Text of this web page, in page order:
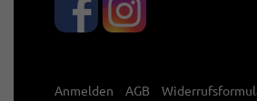
Anmelden AGB